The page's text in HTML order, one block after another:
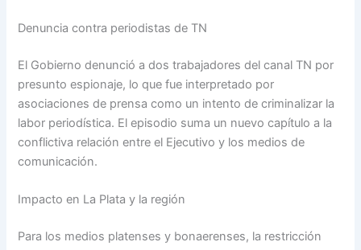
Denuncia contra periodistas de TN
El Gobierno denunció a dos trabajadores del canal TN por
presunto espionaje, lo que fue interpretado por
asociaciones de prensa como un intento de criminalizar la
labor periodística. El episodio suma un nuevo capítulo a la
conflictiva relación entre el Ejecutivo y los medios de
comunicación.
Impacto en La Plata y la región
Para los medios platenses y bonaerenses, la restricción